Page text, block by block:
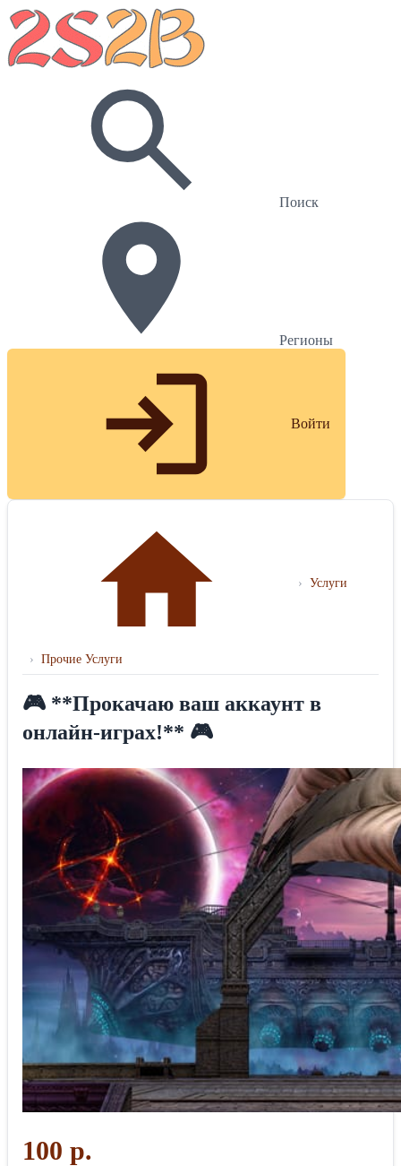
Поиск
Регионы
Войти
› Услуги
› Прочие Услуги
🎮 **Прокачаю ваш аккаунт в
онлайн‑играх!** 🎮
100 р.